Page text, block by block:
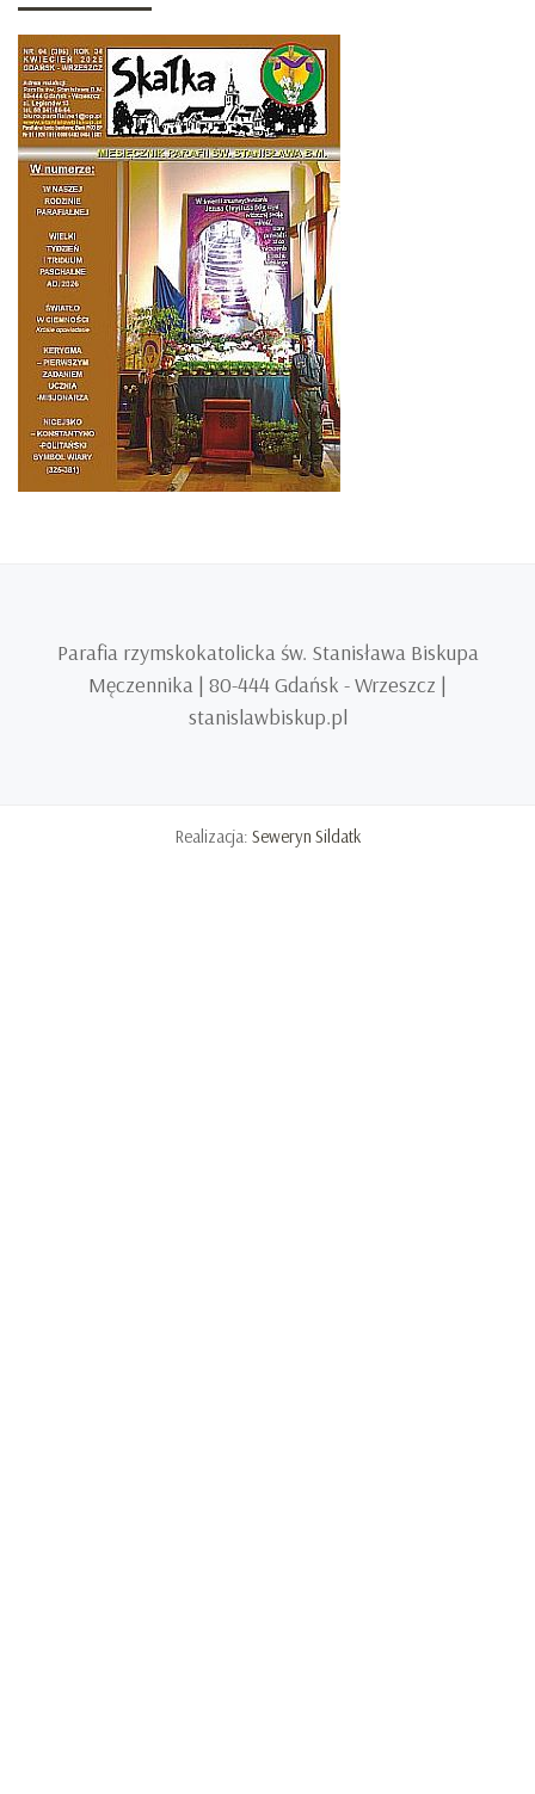
Parafia rzymskokatolicka św. Stanisława Biskupa
Męczennika | 80-444 Gdańsk - Wrzeszcz |
stanislawbiskup.pl
Realizacja: Seweryn Sildatk